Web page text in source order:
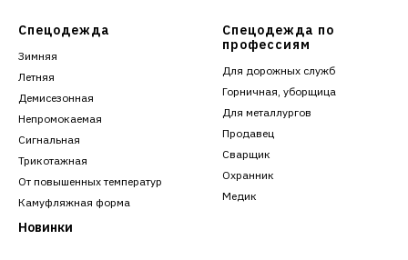
Спецодежда
Зимняя
Летняя
Демисезонная
Непромокаемая
Сигнальная
Трикотажная
От повышенных температур
Камуфляжная форма
Новинки
Спецодежда по
профессиям
Для дорожных служб
Горничная, уборщица
Для металлургов
Продавец
Сварщик
Охранник
Медик